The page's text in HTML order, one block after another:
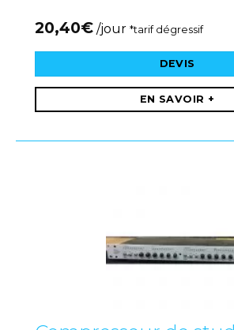
20,40€ /jour *tarif dégressif
DEVIS
EN SAVOIR +